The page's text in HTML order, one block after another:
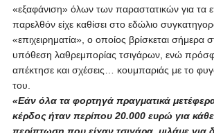
«εξαφάνιση» όλων των παραστατικών για τα
παρελθόν είχε καθίσει στο εδώλιο
«επιχειρηματία», ο οποίος βρίσκεται σήμερα
υπόθεση λαθρεμπορίας τσιγάρων, ενώ
απέκτησε και σχέσεις… κουμπαριάς με το
του.
«Εάν όλα τα φορτηγά πραγματικά
κέρδος ήταν περίπου 20.000 ευρώ για